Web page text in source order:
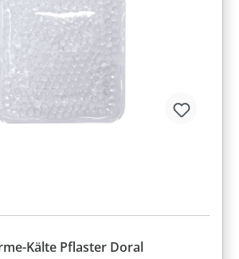
Kälte Pflaster Doral